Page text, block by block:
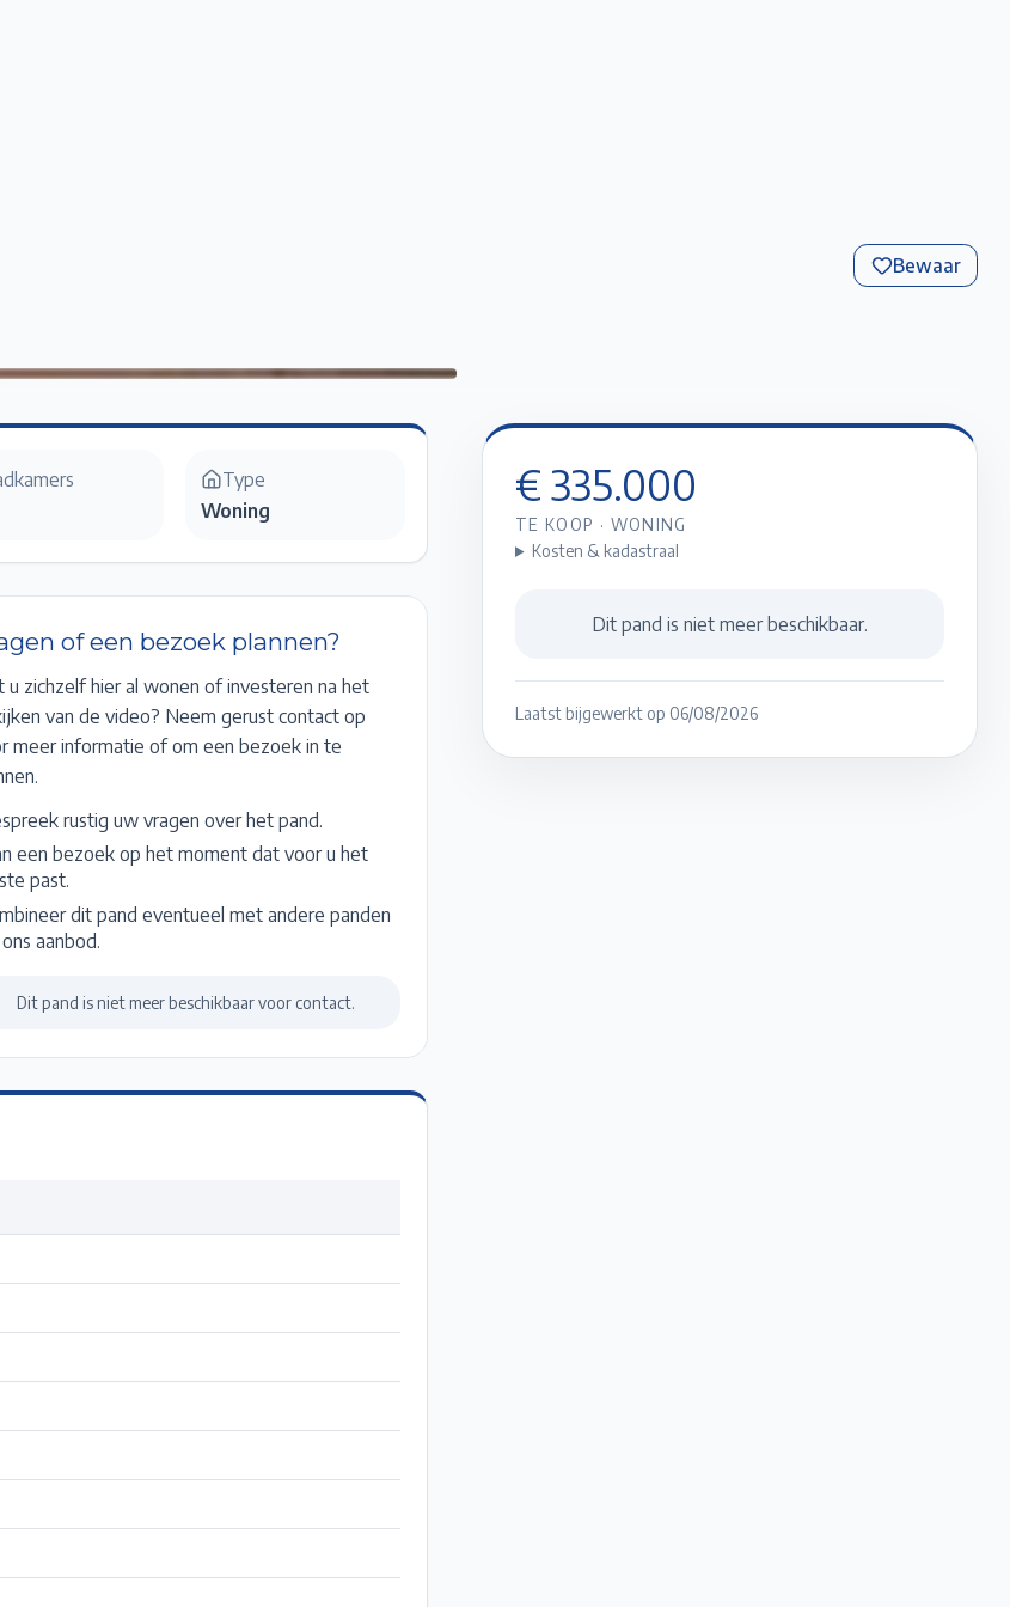
Bewaar
Type
Woning
of een bezoek plannen?
u zichzelf hier al wonen of investeren na het
van de video? Neem gerust contact op
meer informatie of om een bezoek in te
rustig uw vragen over het pand.
een bezoek op het moment dat voor u het
past.
dit pand eventueel met andere panden
aanbod.
Dit pand is niet meer beschikbaar voor contact.
€ 335.000
TE KOOP · WONING
Kosten & kadastraal
Dit pand is niet meer beschikbaar.
Laatst bijgewerkt op 06/08/2026